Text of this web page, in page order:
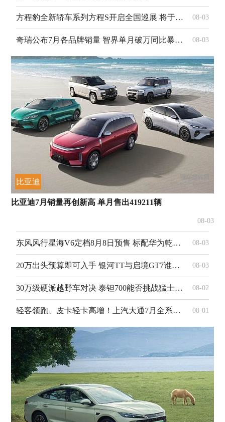
方程豹全新轿车系列方程S开启全国巡展 将于2026年三季度正式上市 08-03
奇瑞公布7月各品牌销量 智界单月破万同比暴涨227.7% 08-03
比亚迪
比亚迪7月销量再创新高 单月售出419211辆
08-03
东风风行星海V6定档8月8日预售 标配华为乾崑智驾打造亲民大六座 08-03
20万出头预算即可入手 银河TT与启境GT7谁更能吸引消费者？ 08-03
30万级硬派越野车对决 泰钽700能否挑战猛士M817？ 08-02
轻客领跑、皮卡轻卡高增！上汽大通7月全系热销25,050辆，同比大增35% 08-01